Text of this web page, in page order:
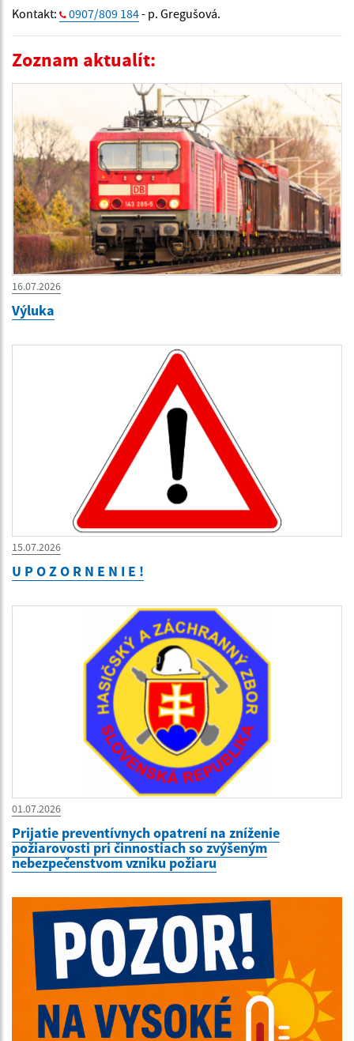
Kontakt: 0907/809 184- p. Gregušová.
Zoznam aktualít:
16.07.2026
Výluka
15.07.2026
U P O Z O R N E N I E !
01.07.2026
Prijatie preventívnych opatrení na zníženie
požiarovosti pri činnostiach so zvýšeným
nebezpečenstvom vzniku požiaru